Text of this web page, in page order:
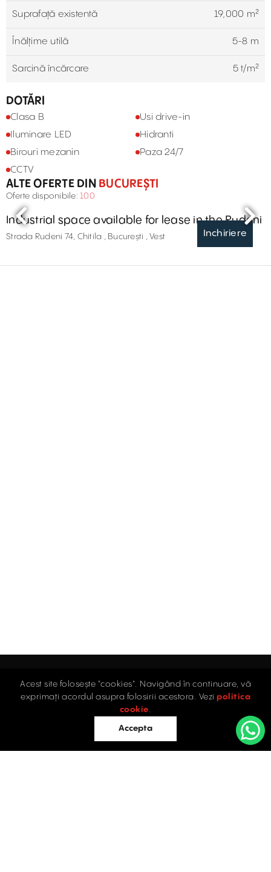
Suprafață existentă 19,000 m²
Înălțime utilă 5-8 m
Sarcină încărcare 5 t/m²
DOTĂRI
Clasa B
Usi drive-in
Iluminare LED
Hidranti
Birouri mezanin
Paza 24/7
CCTV
ALTE OFERTE DINBUCUREȘTI
Oferte disponibile: 100
Inchiriere
Industrial space available for lease in the Rudeni
Strada Rudeni 74, Chitila , București , Vest
Evaluări
Acest site folosește "cookies". Navigând în continuare, vă
exprimați acordul asupra folosirii acestora. Vezi politica
cookie.
Accepta